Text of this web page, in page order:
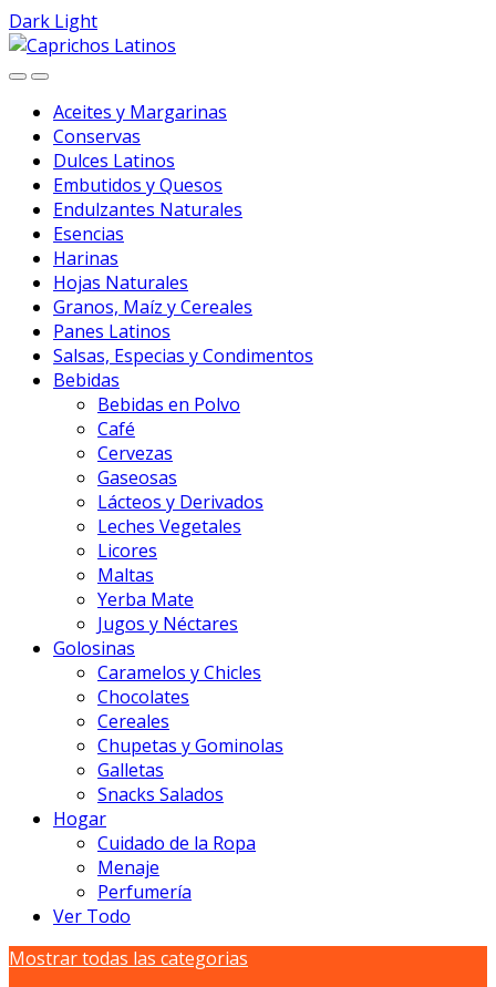
Dark Light
Skip
to
Skip
to
Aceites y Margarinas
Conservas
Dulces Latinos
Embutidos y Quesos
Endulzantes Naturales
Esencias
Harinas
Hojas Naturales
Granos, Maíz y Cereales
Panes Latinos
Salsas, Especias y Condimentos
Bebidas
Bebidas en Polvo
Café
Cervezas
Gaseosas
Lácteos y Derivados
Leches Vegetales
Licores
Maltas
Yerba Mate
Jugos y Néctares
Golosinas
Caramelos y Chicles
Chocolates
Cereales
Chupetas y Gominolas
Galletas
Snacks Salados
Hogar
Cuidado de la Ropa
Menaje
Perfumería
Ver Todo
Mostrar todas las categorias